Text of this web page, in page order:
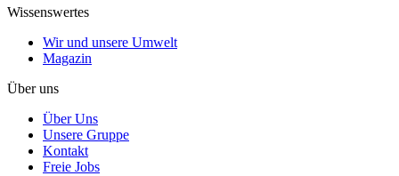
Wissenswertes
Wir und unsere Umwelt
Magazin
Über uns
Über Uns
Unsere Gruppe
Kontakt
Freie Jobs